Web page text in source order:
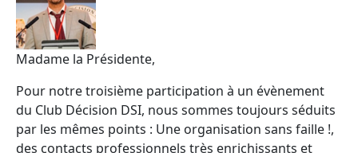
Madame la Présidente,
Pour notre troisième participation à un évènement
du Club Décision DSI, nous sommes toujours séduits
par les mêmes points : Une organisation sans faille !,
des contacts professionnels très enrichissants et